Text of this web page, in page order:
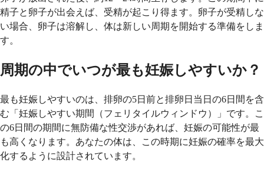
精子と卵子が出会えば、受精が起こり得ます。卵子が受精しな
い場合、卵子は溶解し、体は新しい周期を開始する準備をしま
す。
周期の中でいつが最も妊娠しやすいか？
最も妊娠しやすいのは、排卵の5日前と排卵日当日の6日間を含
む「妊娠しやすい期間（フェリタイルウィンドウ）」です。こ
の6日間の期間に無防備な性交渉があれば、妊娠の可能性が最
も高くなります。あなたの体は、この時期に妊娠の確率を最大
化するように設計されています。